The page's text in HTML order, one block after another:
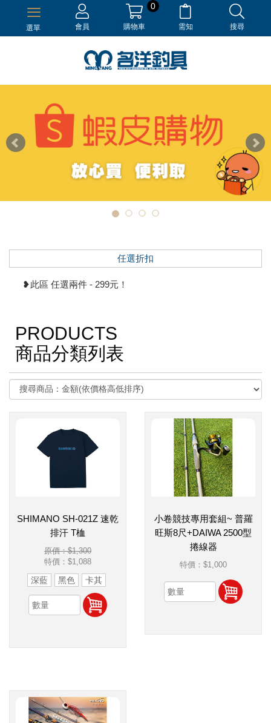
選單 會員 購物車
0
需知 搜尋
任選折扣
❥此區 任選兩件 - 299元！
PRODUCTS
商品分類列表
SHIMANO SH-021Z 速乾
排汗 T桖
原價：$1,300
特價： $1,088
深藍 黑色 卡其
小卷競技專用套組~ 普羅
旺斯8尺+DAIWA 2500型
捲線器
特價： $1,000